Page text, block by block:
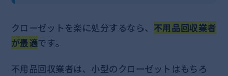
クローゼットを楽に処分するなら、 不用品回収業者
が最適です。
不用品回収業者は、小型のクローゼットはもちろ